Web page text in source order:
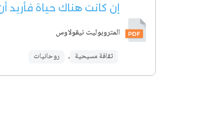
إن كانت هناك حياة فأريد
المتروبوليت نيقولاوس
ثقافة مسيحية , روحانيات